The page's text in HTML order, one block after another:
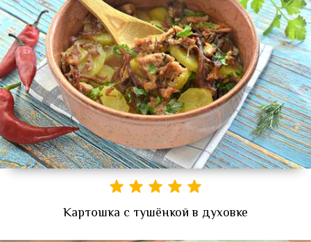
Картошка с тушёнкой в духовке